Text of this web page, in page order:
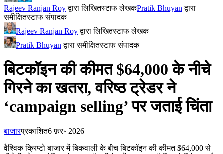
Rajeev Ranjan Royद्वारा लिखितस्टाफ लेखकPratik Bhuyan द्वारा
समीक्षितस्टाफ संपादक
Rajeev Ranjan Royद्वारा लिखितस्टाफ लेखक
Pratik Bhuyan द्वारा समीक्षितस्टाफ संपादक
बिटकॉइन की कीमत $64,000 के नीचे
गिरने का खतरा, वरिष्ठ ट्रेडर ने
‘campaign selling’ पर जताई चिंता
बाजारप्रकाशित6 फ़र॰ 2026
वैश्विक क्रिप्टो बाजार में बिकवाली के बीच बिटकॉइन की कीमत $64,000 से